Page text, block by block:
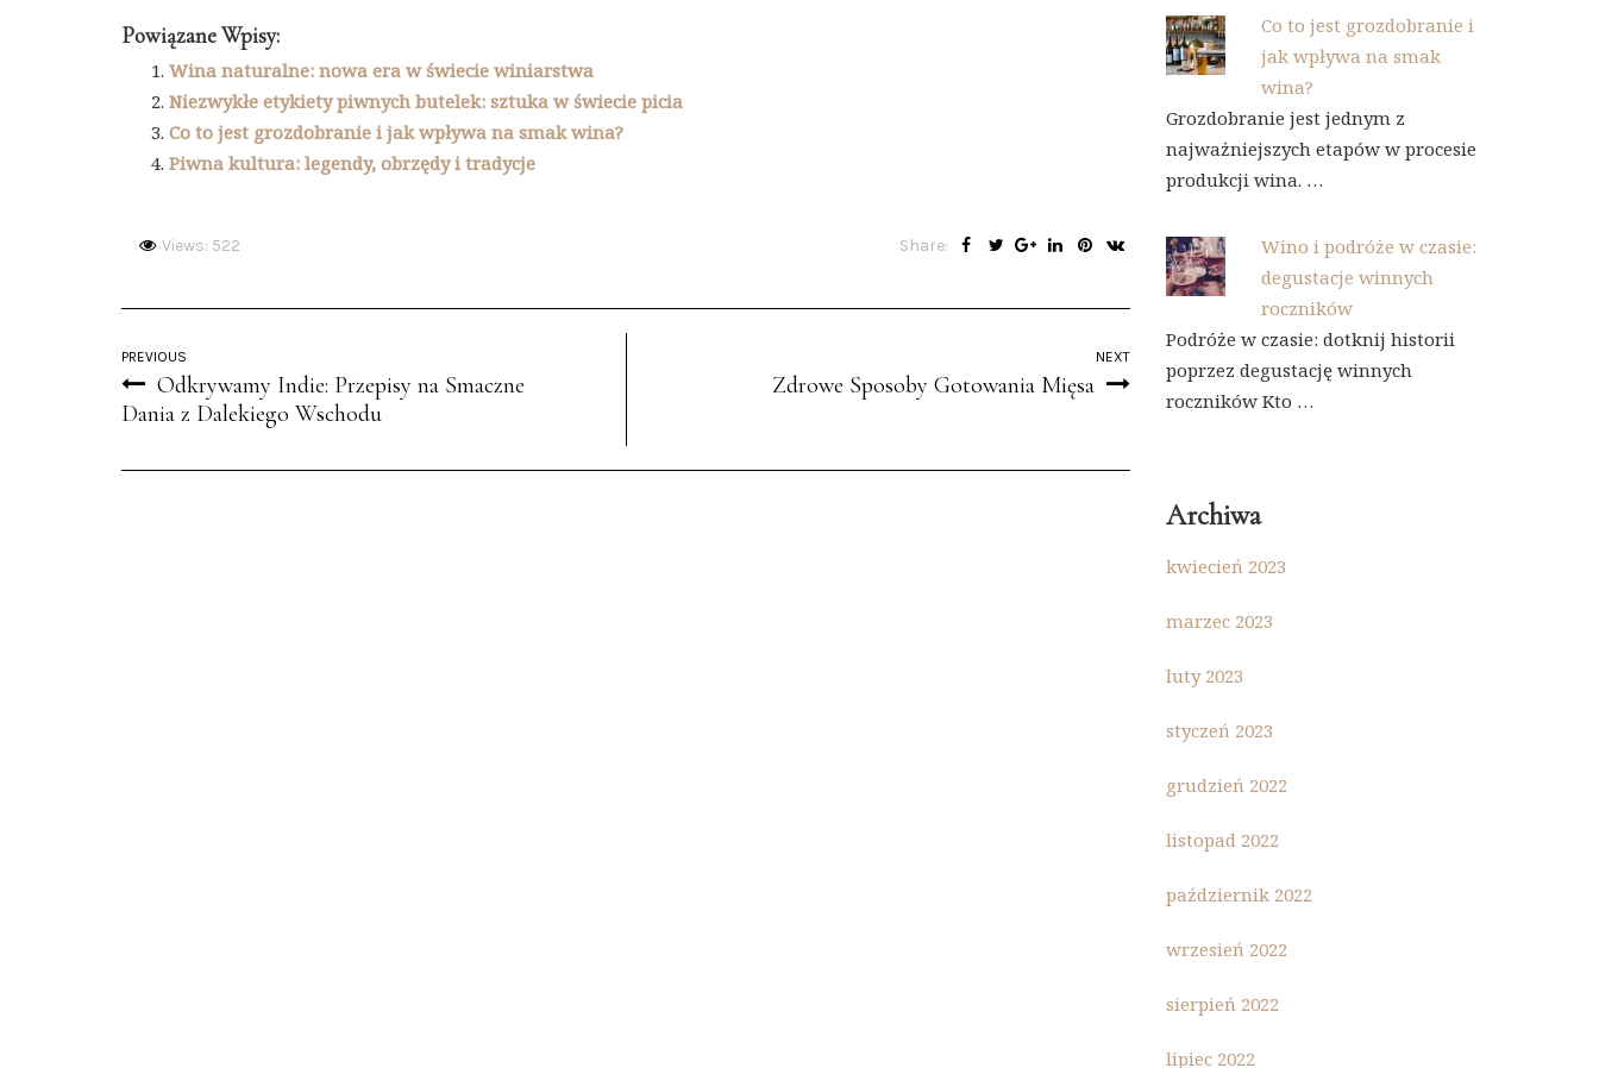
Powiązane Wpisy:
Wina naturalne: nowa era w świecie winiarstwa
Niezwykłe etykiety piwnych butelek: sztuka w świecie picia
Co to jest grozdobranie i jak wpływa na smak wina?
Piwna kultura: legendy, obrzędy i tradycje
Views: 522 Share:
PREVIOUS
Odkrywamy Indie: Przepisy na Smaczne
Dania z Dalekiego Wschodu
NEXT
Zdrowe Sposoby Gotowania Mięsa
Co to jest grozdobranie i
jak wpływa na smak
wina?
Grozdobranie jest jednym z
najważniejszych etapów w procesie
produkcji wina. …
Wino i podróże w czasie:
degustacje winnych
roczników
Podróże w czasie: dotknij historii
poprzez degustację winnych
roczników Kto …
Archiwa
kwiecień 2023
marzec 2023
luty 2023
styczeń 2023
grudzień 2022
listopad 2022
październik 2022
wrzesień 2022
sierpień 2022
lipiec 2022